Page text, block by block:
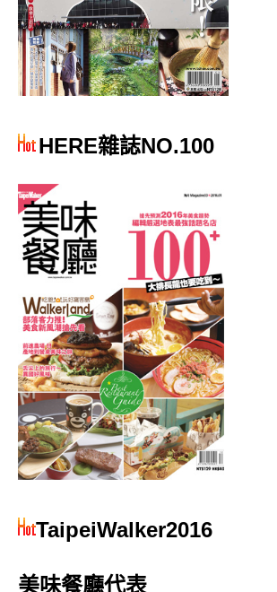
HERE雜誌NO.100
TaipeiWalker2016
美味餐廳代表